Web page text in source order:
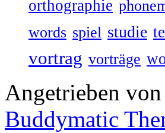
orthographie
words spiel studie
vortrag vorträge
Angetrieben von
Buddymatic